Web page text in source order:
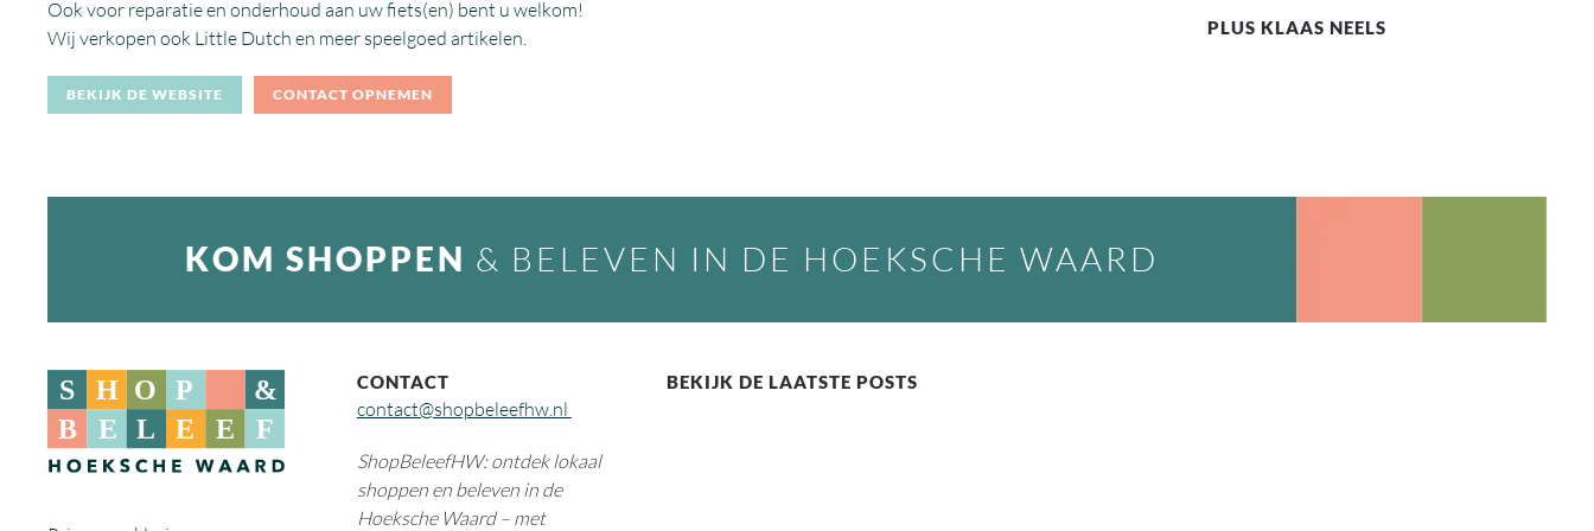
Ook voor reparatie en onderhoud aan uw fiets(en) bent u welkom!
Wij verkopen ook Little Dutch en meer speelgoed artikelen.
BEKIJK DE WEBSITE CONTACT OPNEMEN
PLUS KLAAS NEELS
KOM SHOPPEN & BELEVEN IN DE HOEKSCHE WAARD
CONTACT
contact@shopbeleefhw.nl
ShopBeleefHW: ontdek lokaal
shoppen en beleven in de
Hoeksche Waard – met
BEKIJK DE LAATSTE POSTS